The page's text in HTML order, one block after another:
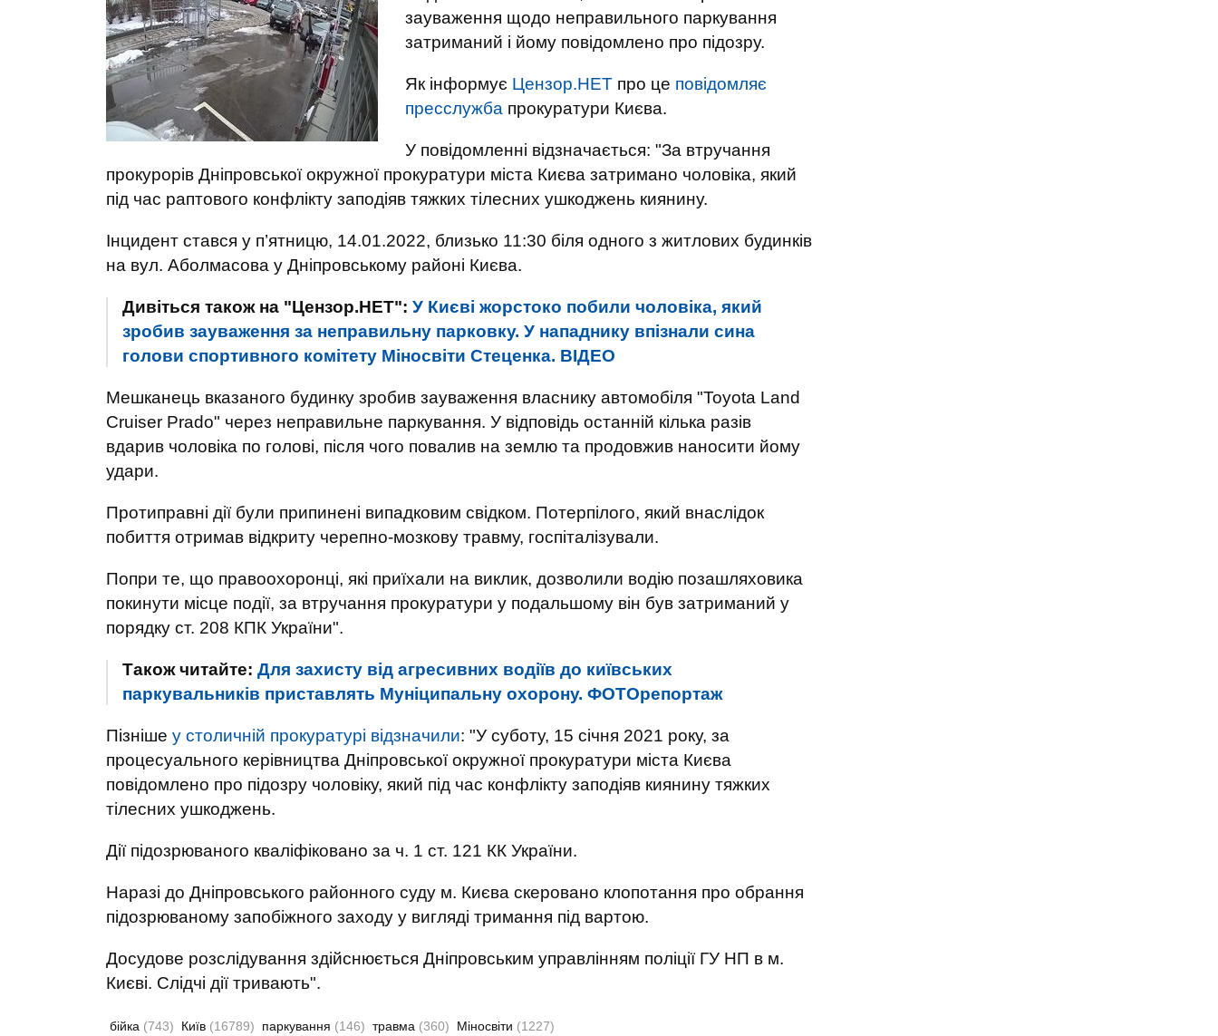
зауваження щодо неправильного паркування
затриманий і йому повідомлено про підозру.
Як інформує Цензор.НЕТ про це повідомляє
пресслужба прокуратури Києва.
У повідомленні відзначається: "За втручання
прокурорів Дніпровської окружної прокуратури міста Києва затримано чоловіка, який
під час раптового конфлікту заподіяв тяжких тілесних ушкоджень киянину.
Інцидент стався у п’ятницю, 14.01.2022, близько 11:30 біля одного з житлових будинків
на вул. Аболмасова у Дніпровському районі Києва.
Дивіться також на "Цензор.НЕТ": У Києві жорстоко побили чоловіка, який
зробив зауваження за неправильну парковку. У нападнику впізнали сина
голови спортивного комітету Міносвіти Стеценка. ВIДЕО
Мешканець вказаного будинку зробив зауваження власнику автомобіля "Toyota Land
Cruiser Prado" через неправильне паркування. У відповідь останній кілька разів
вдарив чоловіка по голові, після чого повалив на землю та продовжив наносити йому
удари.
Протиправні дії були припинені випадковим свідком. Потерпілого, який внаслідок
побиття отримав відкриту черепно-мозкову травму, госпіталізували.
Попри те, що правоохоронці, які приїхали на виклик, дозволили водію позашляховика
покинути місце події, за втручання прокуратури у подальшому він був затриманий у
порядку ст. 208 КПК України".
Також читайте: Для захисту від агресивних водіїв до київських
паркувальників приставлять Муніципальну охорону. ФОТОрепортаж
Пізніше у столичній прокуратурі відзначили: "У суботу, 15 січня 2021 року, за
процесуального керівництва Дніпровської окружної прокуратури міста Києва
повідомлено про підозру чоловіку, який під час конфлікту заподіяв киянину тяжких
тілесних ушкоджень.
Дії підозрюваного кваліфіковано за ч. 1 ст. 121 КК України.
Наразі до Дніпровського районного суду м. Києва скеровано клопотання про обрання
підозрюваному запобіжного заходу у вигляді тримання під вартою.
Досудове розслідування здійснюється Дніпровським управлінням поліції ГУ НП в м.
Києві. Слідчі дії тривають".
бійка (743) Київ (16789) паркування (146) травма (360) Міносвіти (1227)